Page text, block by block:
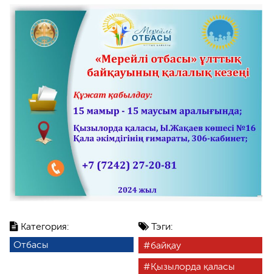
Категория:
Отбасы
Тэги:
байқау
Қызылорда қаласы